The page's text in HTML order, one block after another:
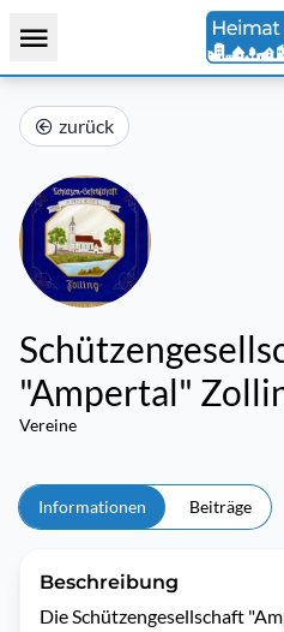
zurück
"Ampertal"
Vereine
Informationen Beiträge
Beschreibung
Die Schützengesellschaft